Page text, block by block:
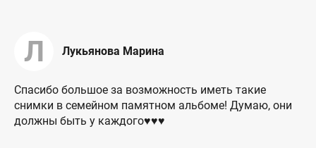
Л Лукьянова Марина
Спасибо большое за возможность иметь такие
снимки в семейном памятном альбоме! Думаю, они
должны быть у каждого♥️♥️♥️